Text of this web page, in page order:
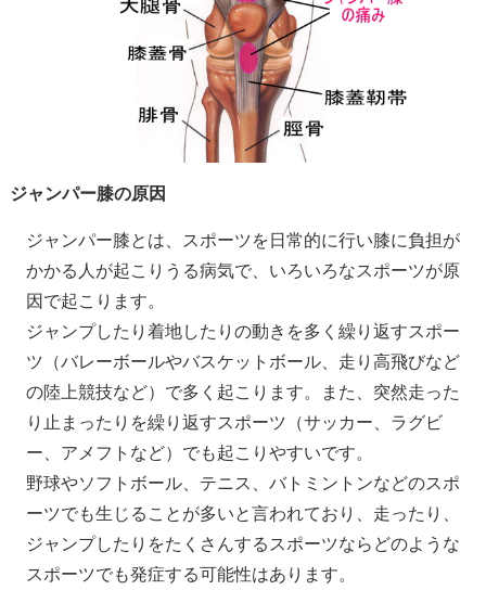
ジャンパー膝の原因
ジャンパー膝とは、スポーツを日常的に行い膝に負担が
かかる人が起こりうる病気で、いろいろなスポーツが原
因で起こります。
ジャンプしたり着地したりの動きを多く繰り返すスポー
ツ（バレーボールやバスケットボール、走り高飛びなど
の陸上競技など）で多く起こります。また、突然走った
り止まったりを繰り返すスポーツ（サッカー、ラグビ
ー、アメフトなど）でも起こりやすいです。
野球やソフトボール、テニス、バトミントンなどのスポ
ーツでも生じることが多いと言われており、走ったり、
ジャンプしたりをたくさんするスポーツならどのような
スポーツでも発症する可能性はあります。